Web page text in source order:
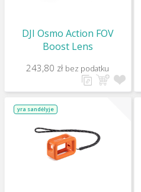
DJI Osmo Action FOV
Boost Lens
243,80 zł bez podatku
yra sandėlyje